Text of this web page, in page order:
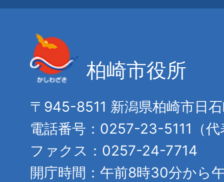
柏崎市役所
〒945-8511 新潟県柏崎市日
電話番号：0257-23-5111（代
ファクス：0257-24-7714
開庁時間：午前8時30分から